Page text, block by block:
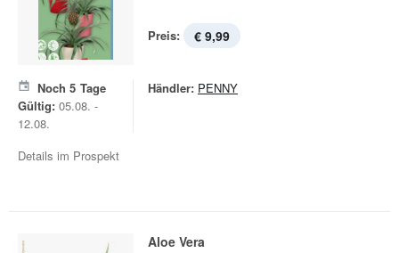
Preis: € 9,99
Noch 5 Tage
Gültig: 05.08. -
12.08.
Händler: PENNY
Details im Prospekt
Aloe Vera